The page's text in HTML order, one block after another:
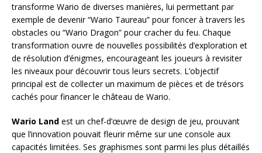
transforme Wario de diverses manières, lui permettant par
exemple de devenir “Wario Taureau” pour foncer à travers les
obstacles ou “Wario Dragon” pour cracher du feu. Chaque
transformation ouvre de nouvelles possibilités d’exploration et
de résolution d’énigmes, encourageant les joueurs à revisiter
les niveaux pour découvrir tous leurs secrets. L’objectif
principal est de collecter un maximum de pièces et de trésors
cachés pour financer le château de Wario.
Wario Land est un chef-d’œuvre de design de jeu, prouvant
que l’innovation pouvait fleurir même sur une console aux
capacités limitées. Ses graphismes sont parmi les plus détaillés